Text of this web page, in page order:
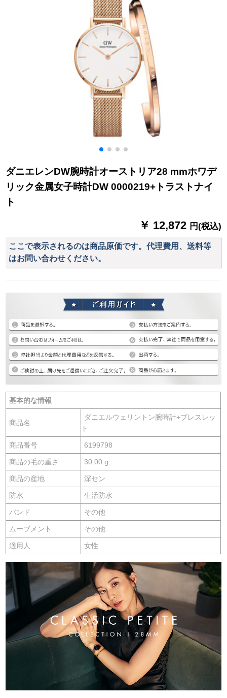
ダニエレンDW腕時計オーストリア28 mmホワデ
リック金属女子時計DW 0000219+トラストナイ
ト
￥ 12,872 円(税込)
ここで表示されるのは商品原価です。代理費用、送料等
はお問い合わせください。
基本的な情報
商品名
ダニエルウェリントン腕時計+ブレスレッ
ト
商品番号 6199798
商品の毛の重さ 30.00 g
商品の産地 深セン
防水 生活防水
バンド その他
ムーブメント その他
適用人 女性